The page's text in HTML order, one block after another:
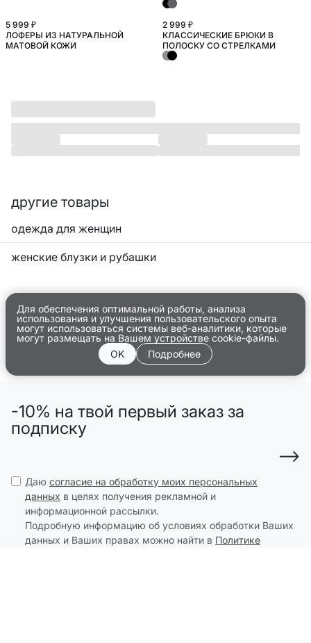
5 999 ₽
ЛОФЕРЫ ИЗ НАТУРАЛЬНОЙ
МАТОВОЙ КОЖИ
БОЛЬШИЕ РАЗМЕРЫ
2 999 ₽
КЛАССИЧЕСКИЕ БРЮКИ В
ПОЛОСКУ СО СТРЕЛКАМИ
другие товары
одежда для женщин
женские блузки и рубашки
Для обеспечения оптимальной работы, анализа
использования и улучшения пользовательского опыта
могут использоваться системы веб-аналитики, которые
могут размещать на Вашем устройстве cookie-файлы.
OK
Подробнее
-10% на твой первый заказ за
подписку
Даю согласие на обработку моих персональных
данных в целях получения рекламной и
информационной рассылки.
Подробную информацию об условиях обработки Ваших
данных и Ваших правах можно найти в Политике